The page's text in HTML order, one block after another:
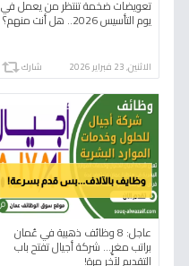
تعويضات ضخمة تنتظر من يعمل في
يوم التأسيس 2026.. هل أنت منهم؟
الاثنين, 23 فبراير 2026 شارك
عاجل: 8 وظائف ذهبية في عُمان
براتب مغرٍ... شركة أجيال تفتح باب
التقديم لآخر مرة!